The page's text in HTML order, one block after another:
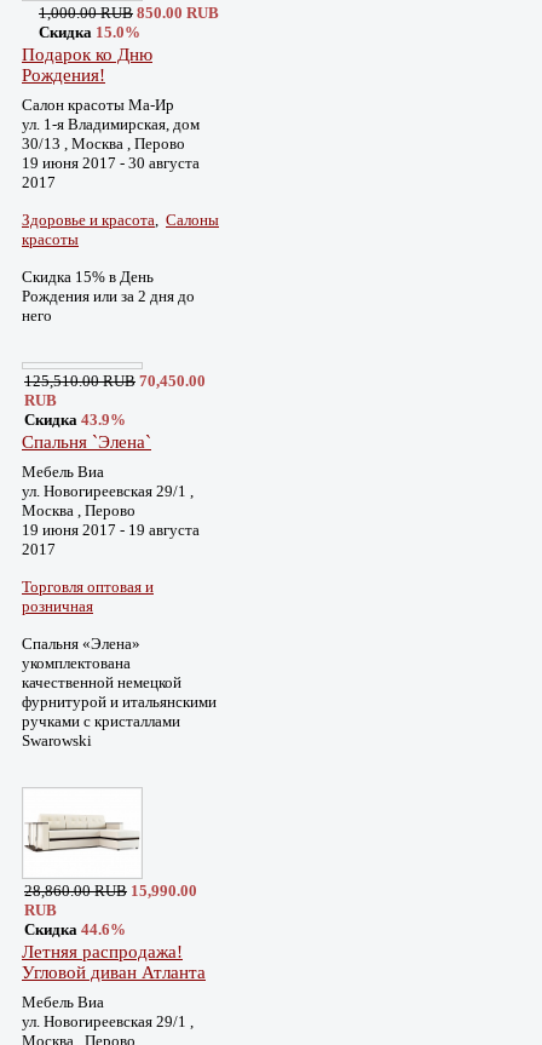
1,000.00 RUB 850.00 RUB
Скидка 15.0%
Подарок ко Дню
Рождения!
Салон красоты Ма-Ир
ул. 1-я Владимирская, дом
30/13 , Москва , Перово
19 июня 2017 - 30 августа
2017
Здоровье и красота, Салоны
красоты
Скидка 15% в День
Рождения или за 2 дня до
него
125,510.00 RUB 70,450.00
RUB
Скидка 43.9%
Спальня `Элена`
Мебель Виа
ул. Новогиреевская 29/1 ,
Москва , Перово
19 июня 2017 - 19 августа
2017
Торговля оптовая и
розничная
Спальня «Элена»
укомплектована
качественной немецкой
фурнитурой и итальянскими
ручками с кристаллами
Swarowski
28,860.00 RUB 15,990.00
RUB
Скидка 44.6%
Летняя распродажа!
Угловой диван Атланта
Мебель Виа
ул. Новогиреевская 29/1 ,
Москва , Перово